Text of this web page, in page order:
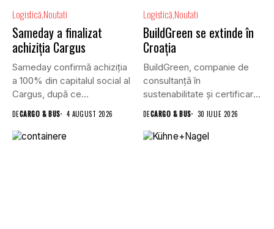
Logistică Noutati
Sameday a finalizat
achiziția Cargus
Sameday confirmă achiziția
a 100% din capitalul social al
Cargus, după ce...
DECARGO & BUS 4 AUGUST 2026
Logistică Noutati
BuildGreen se extinde în
Croația
BuildGreen, companie de
consultanță în
sustenabilitate și certificare
DECARGO & BUS 30 IULIE 2026